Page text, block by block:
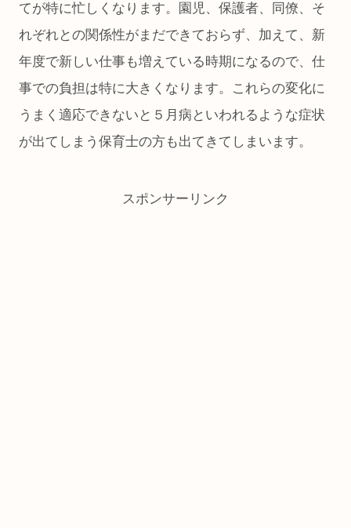
てが特に忙しくなります。園児、保護者、同僚、そ
れぞれとの関係性がまだできておらず、加えて、新
年度で新しい仕事も増えている時期になるので、仕
事での負担は特に大きくなります。これらの変化に
うまく適応できないと５月病といわれるような症状
が出てしまう保育士の方も出てきてしまいます。
スポンサーリンク